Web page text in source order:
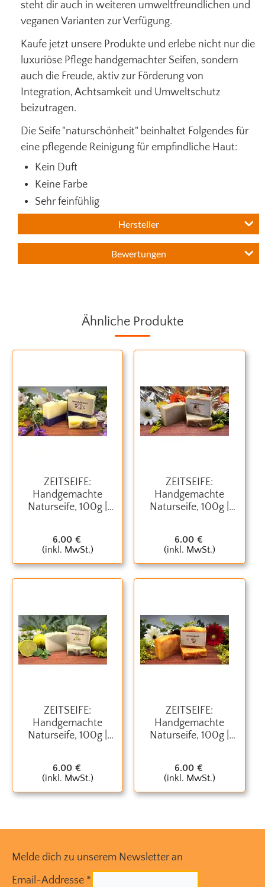
steht dir auch in weiteren umweltfreundlichen und
veganen Varianten zur Verfügung.
Kaufe jetzt unsere Produkte und erlebe nicht nur die
luxuriöse Pflege handgemachter Seifen, sondern
auch die Freude, aktiv zur Förderung von
Integration, Achtsamkeit und Umweltschutz
beizutragen.
Die Seife "naturschönheit" beinhaltet Folgendes für
eine pflegende Reinigung für empfindliche Haut:
Kein Duft
Keine Farbe
Sehr feinfühlig
Hersteller
Bewertungen
Ähnliche Produkte
ZEITSEIFE:
Handgemachte
Naturseife, 100g |
6.00 €
(inkl. MwSt.)
ZEITSEIFE:
Handgemachte
Naturseife, 100g |
6.00 €
(inkl. MwSt.)
ZEITSEIFE:
Handgemachte
Naturseife, 100g |
6.00 €
(inkl. MwSt.)
ZEITSEIFE:
Handgemachte
Naturseife, 100g |
6.00 €
(inkl. MwSt.)
Melde dich zu unserem Newsletter an
Email-Addresse *